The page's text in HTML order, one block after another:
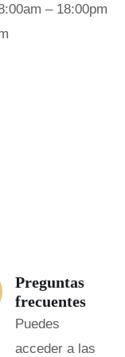
– 18:00pm
Preguntas
frecuentes
Puedes
acceder a las